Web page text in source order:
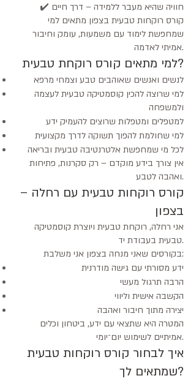
✔️ חוויה שהיא מעבר ללמידה – דרך חיים
קורס רוקחות טבעית בצפון מתאים למי
שמחפשת לימוד עם משמעות, עומק וחיבור
אמיתי לאדמה.
למי מתאים קורס רוקחת טבעית?
לנשים ואנשים שאוהבים טבע וצמחי מרפא
למי שרוצה להכין קוסמטיקה טבעית לעצמה
ולמשפחה
למטפלים ומטפלות שרוצים להעמיק ידע
למי שחולמת להפוך תשוקה לדרך מקצועית
לכל מי שמחפשת אלטרנטיבה טבעית ובריאה
אין צורך בידע מוקדם – רק סקרנות, פתיחות
ואהבה לטבע.
קורס רוקחות טבעית עם רחלה –
בצפון
אני רחלה, רוקחת טבעית ויוצרת קוסמטיקה
טבעית בעבודת יד.
בקורסים שאני מנחה בצפון אני משלבת:
ידע מסורתי עם גישה מודרנית
הרבה תרגול מעשי
הקשבה אישית וליווי
יצירה מתוך חיבור ואהבה
המטרה היא שתצאי עם ידע, ביטחון וכלים
אמיתיים לשימוש יום־יומי.
איך לבחור קורס רוקחות טבעית
שמתאים לך?